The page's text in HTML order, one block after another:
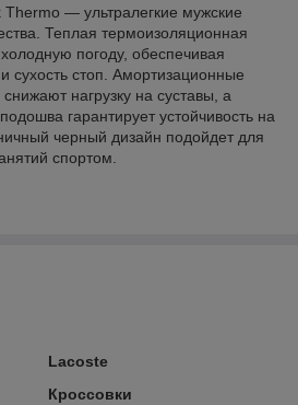
— ультралегкие мужские
Теплая термоизоляционная
погоду, обеспечивая
сухость стоп. Амортизационные
нагрузку на суставы, а
гарантирует устойчивость на
черный дизайн подойдет для
спортом.
Lacoste
Кроссовки